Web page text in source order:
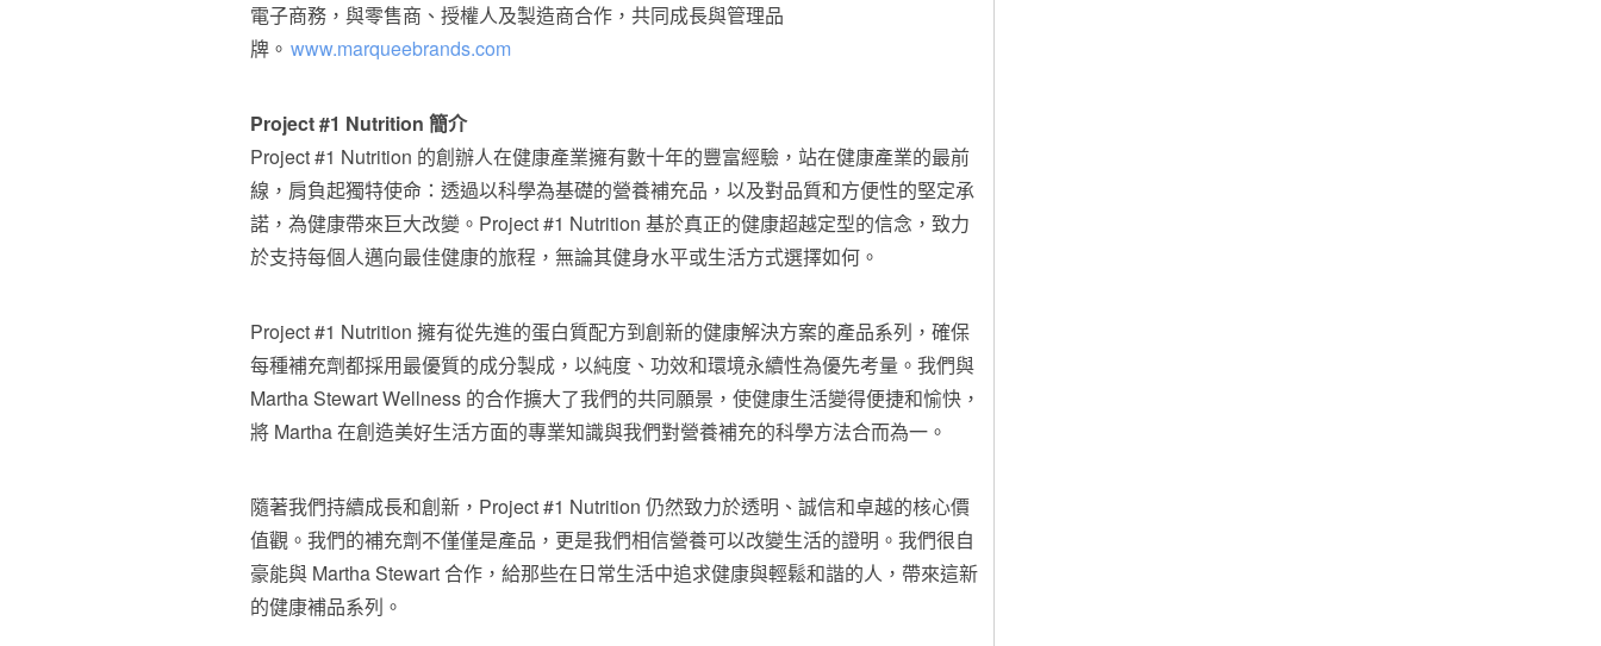
電子商務，與零售商、授權人及製造商合作，共同成長與管理品
牌。 www.marqueebrands.com
Project #1 Nutrition 簡介
Project #1 Nutrition 的創辦人在健康產業擁有數十年的豐富經驗，站在健康產業的最前
線，肩負起獨特使命：透過以科學為基礎的營養補充品，以及對品質和方便性的堅定承
諾，為健康帶來巨大改變。Project #1 Nutrition 基於真正的健康超越定型的信念，致力
於支持每個人邁向最佳健康的旅程，無論其健身水平或生活方式選擇如何。
Project #1 Nutrition 擁有從先進的蛋白質配方到創新的健康解決方案的產品系列，確保
每種補充劑都採用最優質的成分製成，以純度、功效和環境永續性為優先考量。我們與
Martha Stewart Wellness 的合作擴大了我們的共同願景，使健康生活變得便捷和愉快，
將 Martha 在創造美好生活方面的專業知識與我們對營養補充的科學方法合而為一。
隨著我們持續成長和創新，Project #1 Nutrition 仍然致力於透明、誠信和卓越的核心價
值觀。我們的補充劑不僅僅是產品，更是我們相信營養可以改變生活的證明。我們很自
豪能與 Martha Stewart合作，給那些在日常生活中追求健康與輕鬆和諧的人，帶來這新
的健康補品系列。